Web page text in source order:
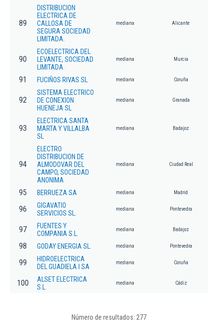
89
DISTRIBUCION
ELECTRICA DE
CALLOSA DE
SEGURA SOCIEDAD
LIMITADA.
mediana Alicante
90
ECOELECTRICA DEL
LEVANTE, SOCIEDAD
LIMITADA.
mediana Murcia
91 FUCIÑOS RIVAS SL mediana Coruña
92
SISTEMA ELECTRICO
DE CONEXION
HUENEJA SL
mediana Granada
93
ELECTRICA SANTA
MARTA Y VILLALBA
SL
mediana Badajoz
94
ELECTRO
DISTRIBUCION DE
ALMODOVAR DEL
CAMPO, SOCIEDAD
ANONIMA
mediana Ciudad Real
95 BERRUEZA SA mediana Madrid
96
GIGAVATIO
SERVICIOS SL.
mediana Pontevedra
97
FUENTES Y
COMPANIA S.L.
mediana Badajoz
98 GODAY ENERGIA SL. mediana Pontevedra
99
HIDROELECTRICA
DEL GUADIELA I SA
mediana Coruña
100
ALSET ELECTRICA
S.L.
mediana Cádiz
Número de resultados: 277